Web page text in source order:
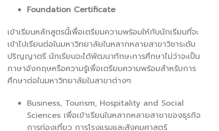
Foundation Certificate
เข้าเรียนหลักสูตรนี้เพื่อเตรียมความพร้อมให้กับนักเรียนที่จะ
เข้าไปเรียนต่อในมหาวิทยาลัยในหลากหลายสาขาวิชาระดับ
ปริญญาตรี นักเรียนจะได้พัฒนาทักษะการศึกษาไม่ว่าจะเป็น
ภาษาอังกฤษหรือความรู้เพื่อเตรียมความพร้อมสำหรับการ
ศึกษาต่อในมหาวิทยาลัยในสาขาต่างๆ
Business, Tourism, Hospitality and Social
Sciences เพื่อเข้าเรียนในหลากหลายสาขาของธุรกิจ
การท่องเที่ยว การโรงแรมและสังคมศาสตร์